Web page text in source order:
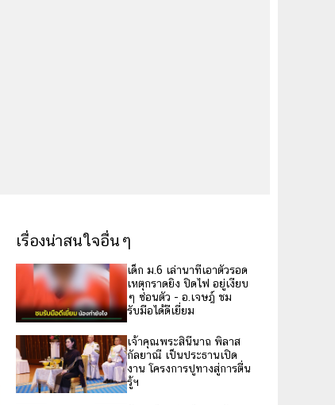
เรื่องน่าสนใจอื่นๆ
เด็ก ม.6 เล่านาทีเอาตัวรอด
เหตุกราดยิง ปิดไฟ อยู่เงียบ
ๆ ซ่อนตัว - อ.เจษฎ์ ชม
รับมือได้ดีเยี่ยม
เจ้าคุณพระสินีนาถ พิลาส
กัลยาณี เป็นประธานเปิด
งาน โครงการปูทางสู่การตื่น
รู้ฯ